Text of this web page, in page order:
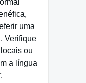
uma
Verifique
ou
a língua